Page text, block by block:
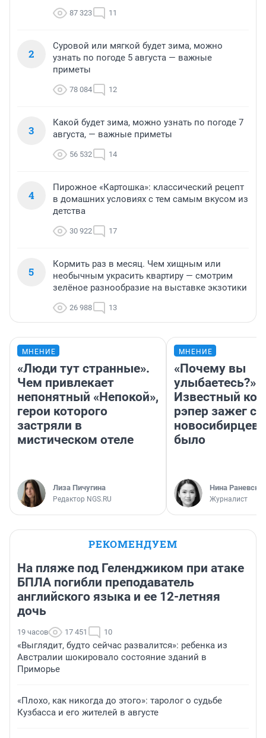
87 323 11
2
Суровой или мягкой будет зима, можно
узнать по погоде 5 августа — важные
приметы
78 084 12
3
Какой будет зима, можно узнать по погоде 7
августа, — важные приметы
56 532 14
4
Пирожное «Картошка»: классический рецепт
в домашних условиях с тем самым вкусом из
детства
30 922 17
5
Кормить раз в месяц. Чем хищным или
необычным украсить квартиру — смотрим
зелёное разнообразие на выставке экзотики
26 988 13
МНЕНИЕ
«Люди тут странные».
Чем привлекает
непонятный «Непокой»,
герои которого
застряли в
мистическом отеле
Лиза Пичугина
Редактор NGS.RU
МНЕНИЕ
«Почему вы
улыбаетесь?»
Известный
рэпер зажег с
новосибирцев:
было
Нина
Журналист
РЕКОМЕНДУЕМ
На пляже под Геленджиком при атаке
БПЛА погибли преподаватель
английского языка и ее 12-летняя
дочь
19 часов 17 451 10
«Выглядит, будто сейчас развалится»: ребенка из
Австралии шокировало состояние зданий в
Приморье
«Плохо, как никогда до этого»: таролог о судьбе
Кузбасса и его жителей в августе